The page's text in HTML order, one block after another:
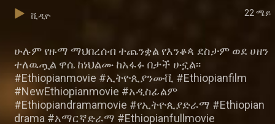
ቪዲዮ 22 ሜይ
ሁሉም የዙማ ማህበረሰብ ተጨንቋል የእንቆጳ ደስታም ወደ ሀዘን
ተለዉጧል ዋሴ ከነህልሙ ከአፋፉ በታች ሁኗል፡፡
#Ethiopianmovie #ኢትዮጲያንሙቪ #Ethiopianfilm
#NewEthiopianmovie #አዲስፊልም
#Ethiopiandramamovie #የኢትዮጲያድራማ #Ethiopian
drama #አማርኛድራማ #Ethiopianfullmovie